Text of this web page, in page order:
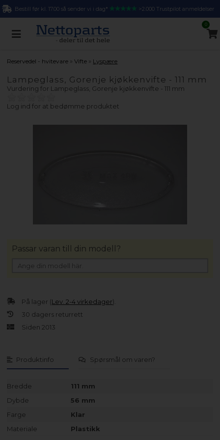
Bestill før kl. 17.00 så sender vi i dag* >2.000 Trustpilot anmeldelser
0
Reservedel - hvitevare »Vifte » Lyspære
Lampeglass, Gorenje kjøkkenvifte - 111 mm
Vurdering for Lampeglass, Gorenje kjøkkenvifte - 111 mm
Log ind for at bedømme produktet
Produktinfo Spørsmål om varen?
Bredde
111 mm
Dybde
56 mm
Farge
Klar
Materiale
Plastikk
På lager (Lev. 2-4 virkedager).
30 dagers returrett
Siden 2013
Passar varan till din modell?